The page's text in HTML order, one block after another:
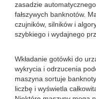
zasadzie
fałszywych banknotów.
czujników, silników i
szybkiego i wydajnego
Wkładanie gotówki do
wykrycia i odrzucenia
maszyna sortuje
liczbę i wyświetla